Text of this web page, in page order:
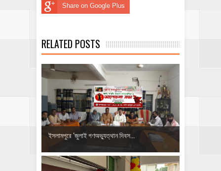
Share on Google Plus
RELATED POSTS
‎ইসলামপুরে ‘জুলাই গণঅভ্যুত্থান দিবস...